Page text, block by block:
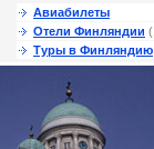
Авиабилеты
Отели Финляндии
Туры в Финляндию